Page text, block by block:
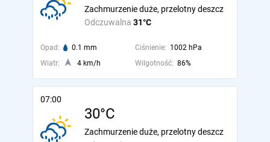
Odczuwalna 31°C
Zachmurzenie duże, przelotny deszcz
Opad: 0.1 mm Ciśnienie: 1002 hPa
Wiatr:
4 km/h Wilgotność: 86%
07:00
30°C
Zachmurzenie duże, przelotny deszcz